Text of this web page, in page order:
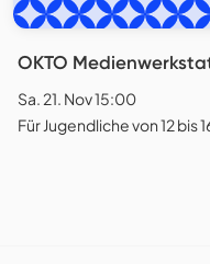
OKTO
Sa. 21. Nov 15:00
Für Jugendliche von 12 bis